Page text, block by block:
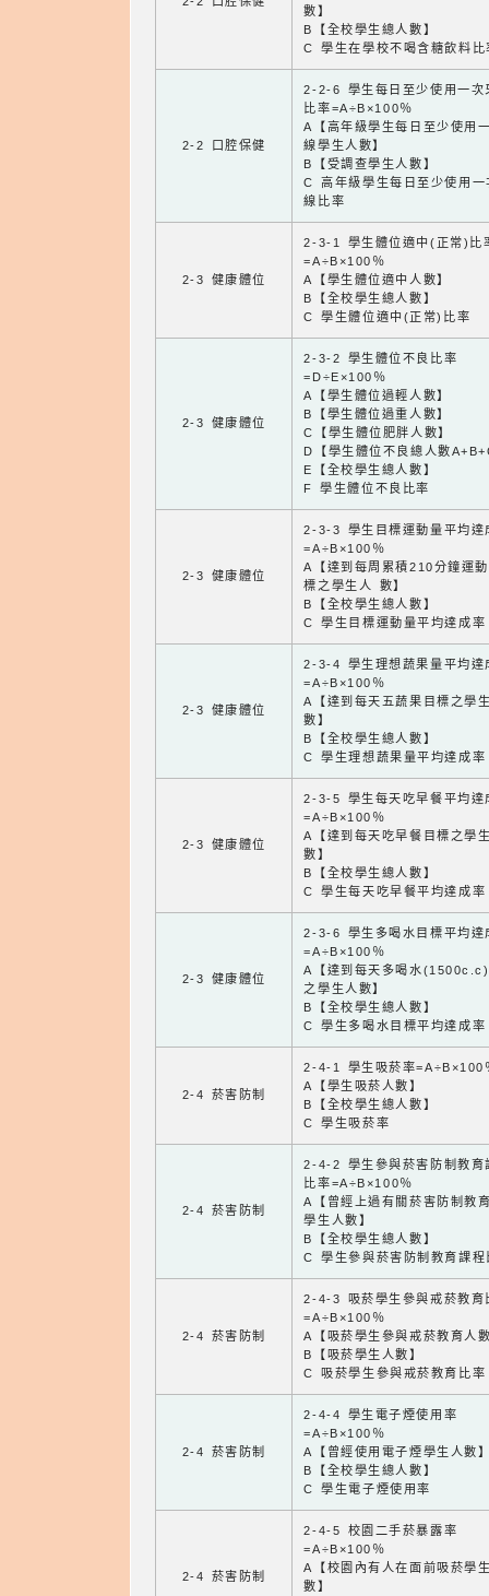
數】
B【全校學生總人數】
C 學生在學校不喝含糖飲料比
2-2 口腔保健
2-2-6 學生每日至少使用一次
比率=A÷B×100％
A【高年級學生每日至少使用
線學生人數】
B【受調查學生人數】
C 高年級學生每日至少使用一
線比率
2-3 健康體位
2-3-1 學生體位適中(正常)比
=A÷B×100％
A【學生體位適中人數】
B【全校學生總人數】
C 學生體位適中(正常)比率
2-3 健康體位
2-3-2 學生體位不良比率
=D÷E×100％
A【學生體位過輕人數】
B【學生體位過重人數】
C【學生體位肥胖人數】
D【學生體位不良總人數
E【全校學生總人數】
F 學生體位不良比率
2-3 健康體位
2-3-3 學生目標運動量平均達
=A÷B×100％
A【達到每周累積210分鐘運
標之學生人 數】
B【全校學生總人數】
C 學生目標運動量平均達成率
2-3 健康體位
2-3-4 學生理想蔬果量平均達
=A÷B×100％
A【達到每天五蔬果目標之學
數】
B【全校學生總人數】
C 學生理想蔬果量平均達成率
2-3 健康體位
2-3-5 學生每天吃早餐平均達
=A÷B×100％
A【達到每天吃早餐目標之學
數】
B【全校學生總人數】
C 學生每天吃早餐平均達成率
2-3 健康體位
2-3-6 學生多喝水目標平均達
=A÷B×100％
A【達到每天多喝水
之學生人數】
B【全校學生總人數】
C 學生多喝水目標平均達成率
2-4 菸害防制
2-4-1 學生吸菸率=A÷B×100
A【學生吸菸人數】
B【全校學生總人數】
C 學生吸菸率
2-4 菸害防制
2-4-2 學生參與菸害防制教育
比率=A÷B×100％
A【曾經上過有關菸害防制教
學生人數】
B【全校學生總人數】
C 學生參與菸害防制教育課程
2-4 菸害防制
2-4-3 吸菸學生參與戒菸教育
=A÷B×100％
A【吸菸學生參與戒菸教育人
B【吸菸學生人數】
C 吸菸學生參與戒菸教育比率
2-4 菸害防制
2-4-4 學生電子煙使用率
=A÷B×100％
A【曾經使用電子煙學生人數
B【全校學生總人數】
C 學生電子煙使用率
2-4 菸害防制
2-4-5 校園二手菸暴露率
=A÷B×100％
A【校園內有人在面前吸菸學
數】